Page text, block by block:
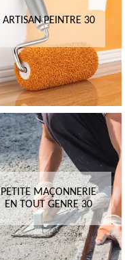
ARTISAN PEINTRE 30
PETITE MAÇONNERIE
EN TOUT GENRE 30